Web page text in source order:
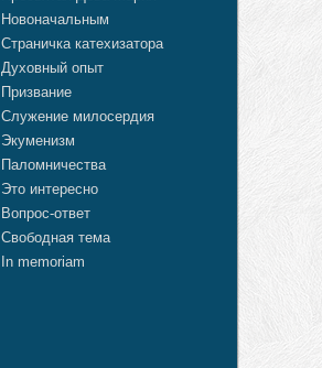
Новоначальным
Страничка катехизатора
Духовный опыт
Призвание
Служение милосердия
Экуменизм
Паломничества
Это интересно
Вопрос-ответ
Свободная тема
In memoriam